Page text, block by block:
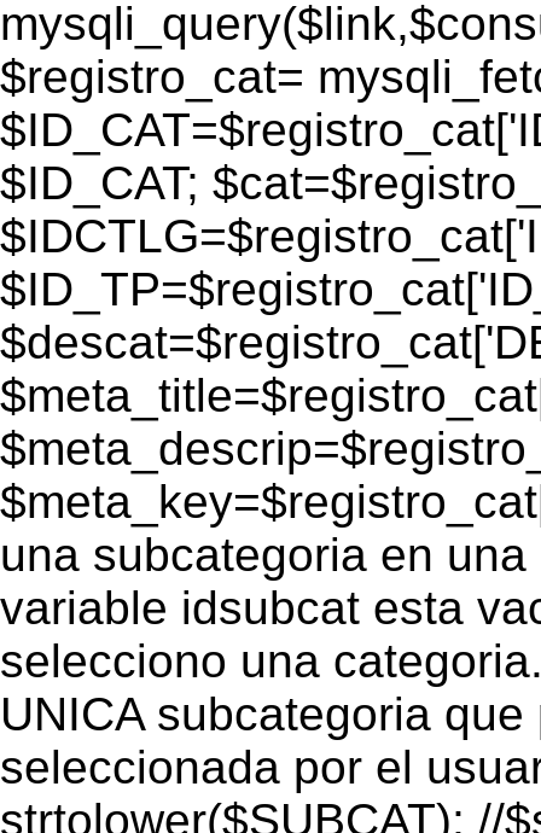
$registro_cat=
$ID_CAT;
una subcategoria en
variable idsubcat esta
selecciono una
UNICA subcategoria
seleccionada por el
strtolower($SUBCAT); //